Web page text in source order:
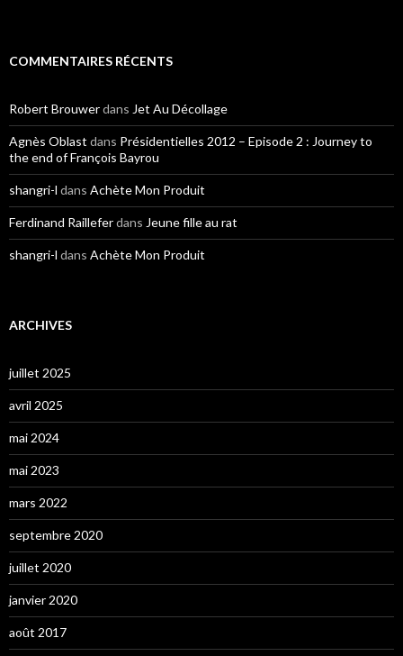
COMMENTAIRES RÉCENTS
Robert Brouwerdans Jet Au Décollage
Agnès Oblast dans Présidentielles 2012 – Episode 2 : Journey to
the end of François Bayrou
shangri-l dans Achète Mon Produit
Ferdinand Railleferdans Jeune fille au rat
shangri-l dans Achète Mon Produit
ARCHIVES
juillet 2025
avril 2025
mai 2024
mai 2023
mars 2022
septembre 2020
juillet 2020
janvier 2020
août 2017